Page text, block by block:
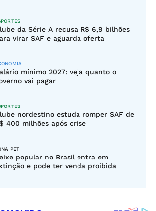
da Série A recusa R$ 6,9 bilhões
virar SAF e aguarda oferta
mínimo 2027: veja quanto o
vai pagar
nordestino estuda romper SAF de
400 milhões após crise
PET
popular no Brasil entra em
e pode ter venda proibida